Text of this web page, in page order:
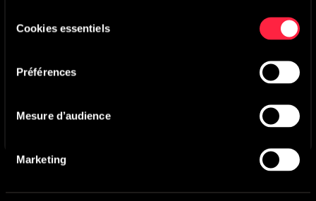
duCookies essentiels
Préférences
Mesure d’audience
Marketing